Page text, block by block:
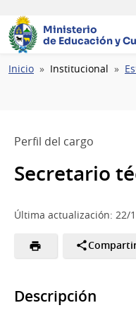
Ministerio
de Educación y
Ruta
Inicio Institucional
Perfil del cargo
Secretario
Última actualización: 22/
Descripción